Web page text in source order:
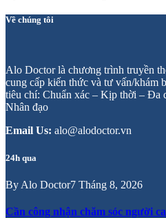
Về chúng tôi
Alo Doctor là chương trình truyền
cung cấp kiến thức và tư vấn/khám
tiêu chí: Chuẩn xác – Kịp thời – Đa
Nhân đạo
Email Us: alo@alodoctor.vn
24h qua
By Alo Doctor7 Tháng 8, 2026
Cần công nhận chăm sóc người